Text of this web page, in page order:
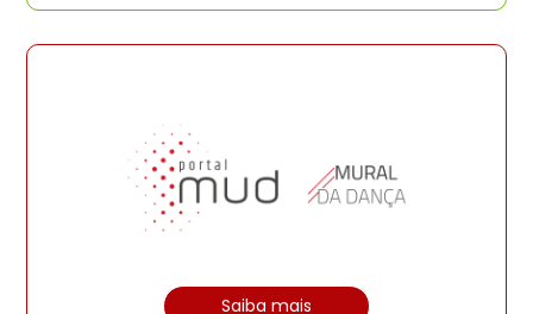
Saiba mais